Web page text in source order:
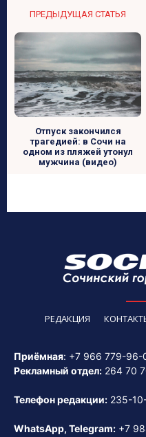
ПРЕДЫДУЩАЯ СТАТЬЯ
Отпуск закончился
трагедией: в Сочи на
одном из пляжей утонул
мужчина (видео)
РЕДАКЦИЯ
Приёмная: +7 966 779-96-
Рекламный отдел: 264 70
Телефон редакции: 235-
WhatsApp, Telegram: +7